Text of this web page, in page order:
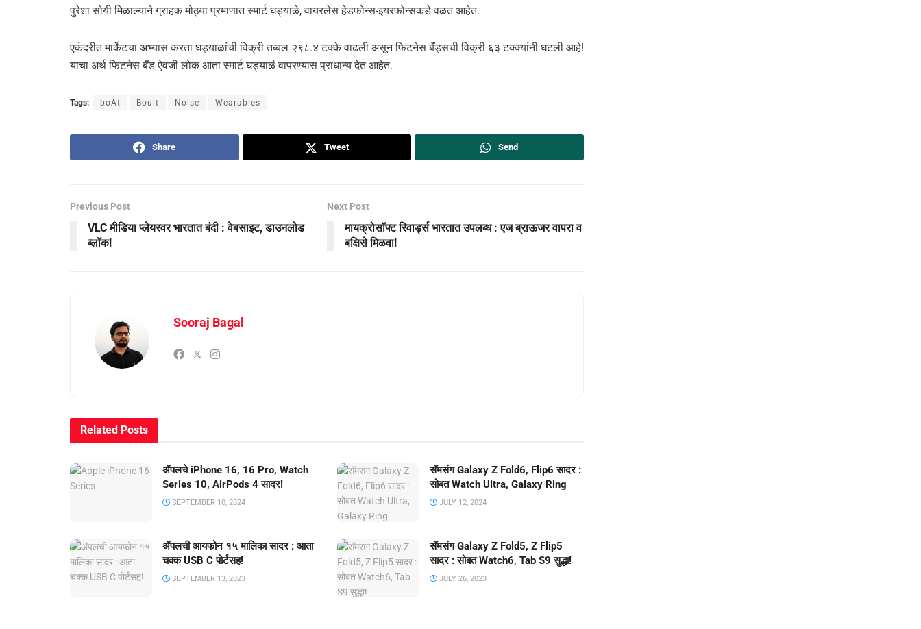
पुरेशा सोयी मिळाल्याने ग्राहक मोठ्या प्रमाणात स्मार्ट घड्याळे, वायरलेस हेडफोन्स-इयरफोन्सकडे वळत आहेत.
एकंदरीत मार्केटचा अभ्यास करता घड्याळांची विक्री तब्बल २९८.४ टक्के वाढली असून फिटनेस बॅंड्सची विक्री ६३ टक्क्यांनी घटली आहे!
याचा अर्थ फिटनेस बॅंड ऐवजी लोक आता स्मार्ट घड्याळं वापरण्यास प्राधान्य देत आहेत.
Tags: boAt Boult Noise Wearables
Share Tweet Send
Previous Post
VLC मीडिया प्लेयरवर भारतात बंदी : वेबसाइट, डाउनलोड
ब्लॉक!
Next Post
मायक्रोसॉफ्ट रिवार्ड्स भारतात उपलब्ध : एज ब्राऊजर वापरा व
बक्षिसे मिळवा!
Sooraj Bagal
Related Posts
ॲपलचे iPhone 16, 16 Pro, Watch
Series 10, AirPods 4 सादर!
SEPTEMBER 10, 2024
सॅमसंग Galaxy Z Fold6, Flip6 सादर :
सोबत Watch Ultra, Galaxy Ring
JULY 12, 2024
ॲपलची आयफोन १५ मालिका सादर : आता
चक्क USB C पोर्टसह!
SEPTEMBER 13, 2023
सॅमसंग Galaxy Z Fold5, Z Flip5
सादर : सोबत Watch6, Tab S9 सुद्धा!
JULY 26, 2023